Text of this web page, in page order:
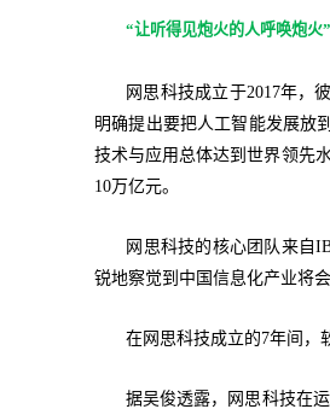
“让听得见炮火的人呼唤炮火”
网思科技成立于2017年，
明确提出要把人工智能发展放
技术与应用总体达到世界领先
10万亿元。
网思科技的核心团队来自
锐地察觉到中国信息化产业将
在网思科技成立的7年间，
据吴俊透露，网思科技在